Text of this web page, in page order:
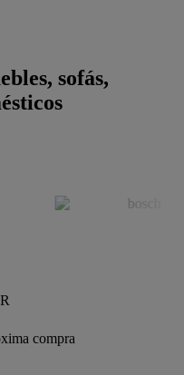
sofás,
compra